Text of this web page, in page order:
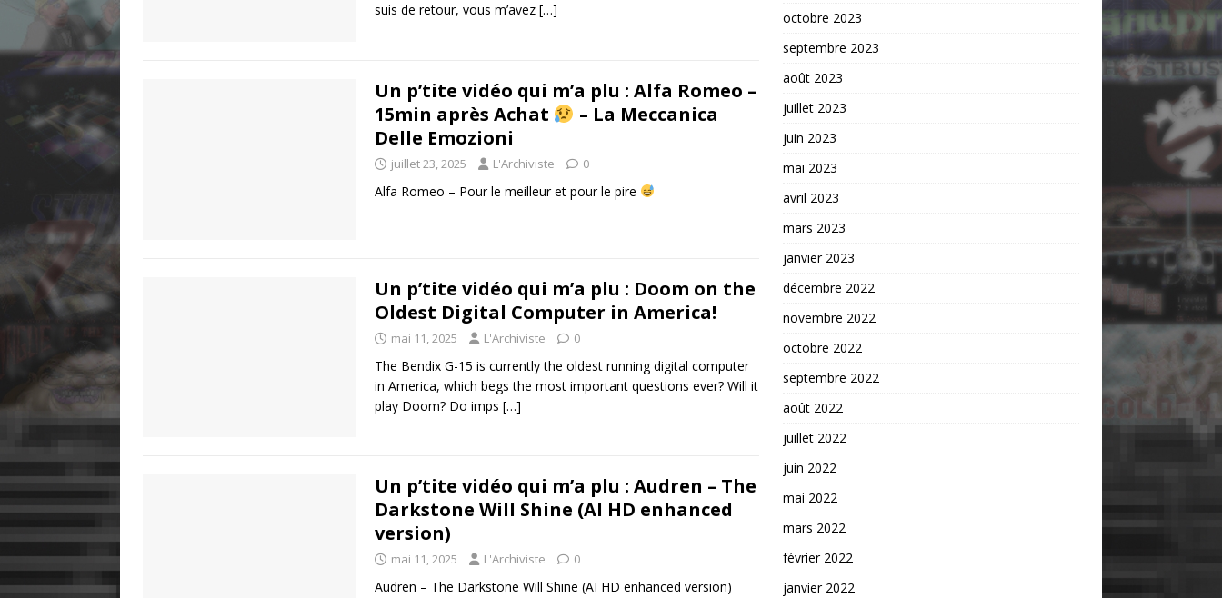
suis de retour, vous m’avez […]
Un p’tite vidéo qui m’a plu : Alfa Romeo –
15min après Achat
– La Meccanica
Delle Emozioni
juillet 23, 2025 L'Archiviste 0
Alfa Romeo – Pour le meilleur et pour le pire
Un p’tite vidéo qui m’a plu : Doom on the
Oldest Digital Computer in America!
mai 11, 2025 L'Archiviste 0
The Bendix G-15 is currently the oldest running digital computer
in America, which begs the most important questions ever? Will it
play Doom? Do imps […]
Un p’tite vidéo qui m’a plu : Audren – The
Darkstone Will Shine (AI HD enhanced
version)
mai 11, 2025 L'Archiviste 0
Audren – The Darkstone Will Shine (AI HD enhanced version)
octobre 2023
septembre 2023
août 2023
juillet 2023
juin 2023
mai 2023
avril 2023
mars 2023
janvier 2023
décembre 2022
novembre 2022
octobre 2022
septembre 2022
août 2022
juillet 2022
juin 2022
mai 2022
mars 2022
février 2022
janvier 2022